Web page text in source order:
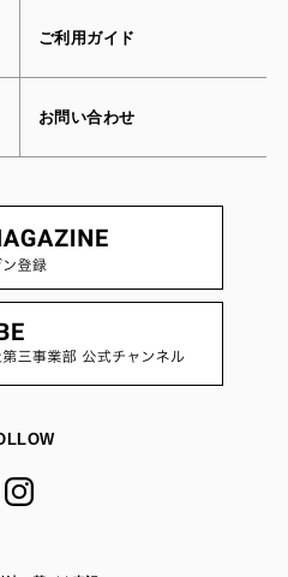
ご利用ガイド
お問い合わせ